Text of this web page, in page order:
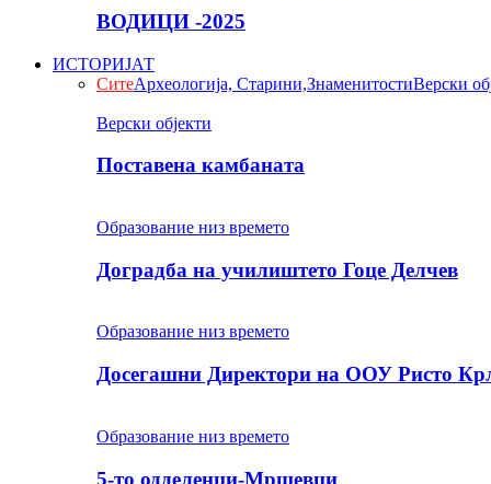
ВОДИЦИ -2025
ИСТОРИЈАТ
СитеАрхеологија, Старини,ЗнаменитостиВерски
Верски објекти
Поставена камбаната
Образование низ времето
Доградба на училиштето Гоце Делчев
Образование низ времето
Досегашни Директори на ООУ Ристо
Образование низ времето
5-то одделенци-Мршевци